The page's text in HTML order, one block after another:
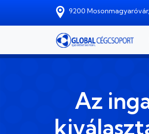
Skip to main content9200 Mosonmagyaróvár,
Az